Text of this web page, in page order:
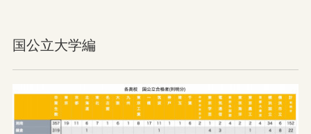
国公立大学編